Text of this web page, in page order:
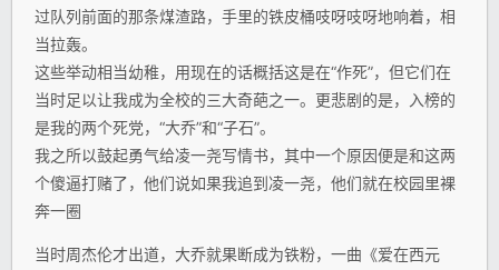
过队列前面的那条煤渣路，手里的铁皮桶吱呀吱呀地响着，相
当拉轰。
这些举动相当幼稚，用现在的话概括这是在“作死”，但它们在
当时足以让我成为全校的三大奇葩之一。更悲剧的是，入榜的
是我的两个死党，“大乔”和“子石”。
我之所以鼓起勇气给凌一尧写情书，其中一个原因便是和这两
个傻逼打赌了，他们说如果我追到凌一尧，他们就在校园里裸
奔一圈
当时周杰伦才出道，大乔就果断成为铁粉，一曲《爱在西元